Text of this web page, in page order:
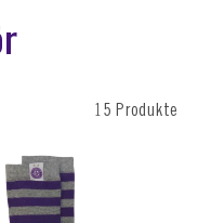
15 Produkte